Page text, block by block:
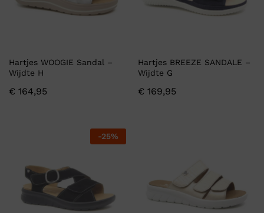
Hartjes WOOGIE Sandal –
Wijdte H
€ 164,95
Hartjes BREEZE SANDALE –
Wijdte G
€ 169,95
-25%